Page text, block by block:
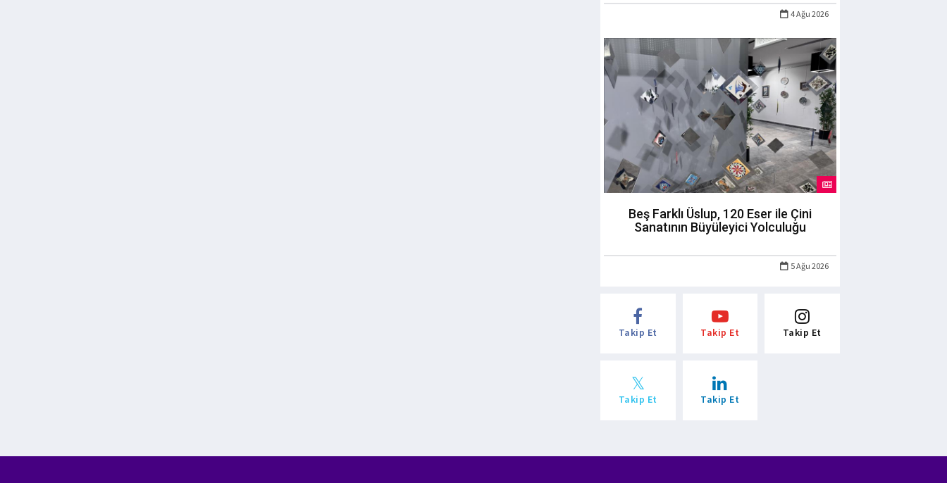
4 Ağu 2026
Beş Farklı Üslup, 120 Eser ile Çini
Sanatının Büyüleyici Yolculuğu
5 Ağu 2026
Takip Et Takip Et Takip Et
Takip Et Takip Et